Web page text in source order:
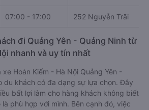
07:00 - 17:00 252 Nguyễn Trãi
đi Quảng Yên - Quảng Ninh từ
nhanh và uy tín nhất
Hoàn Kiếm - Hà Nội Quảng Yên -
du khách có đa dạng sự lựa chọn. Đây
bất lợi làm cho hàng khách không biết
là phù hợp với mình. Bên cạnh đó, việc